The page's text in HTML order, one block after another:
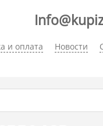
и оплата Новости